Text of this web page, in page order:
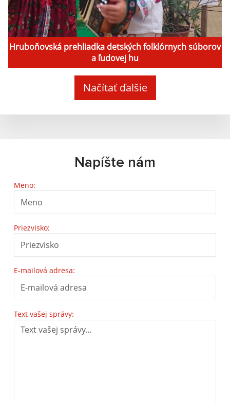
Hruboňovská prehliadka detských folklórnych súborov
a ľudovej hu
Načítať ďalšie
Napíšte nám
Meno:
Priezvisko:
E-mailová adresa:
Text vašej správy: